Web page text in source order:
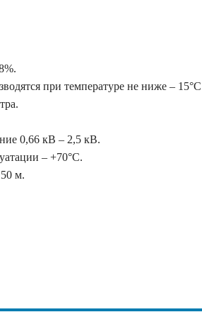
при температуре не ниже – 15°С
0,66 кВ – 2,5 кВ.
– +70°С.
м.